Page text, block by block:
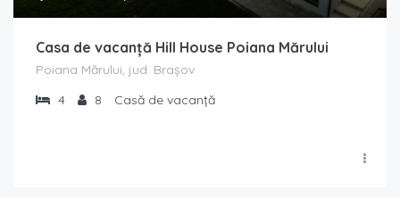
Casa de vacanță Hill House Poiana Mărului
Poiana Mărului, jud. Brașov
4
8 Casă de vacanță